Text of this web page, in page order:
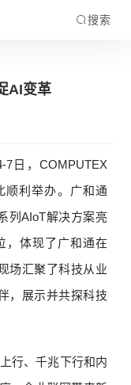
搜索
AI变革
日，COMPUTEX
顺利举办。广和通
列AIoT解决方案亮
，体现了广和通在
场汇聚了科技从业
，展示并共探科技
行、千兆下行和内